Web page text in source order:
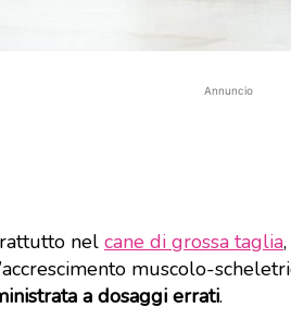
Annuncio
nel cane di grossa taglia
muscolo-
a dosaggi errati.